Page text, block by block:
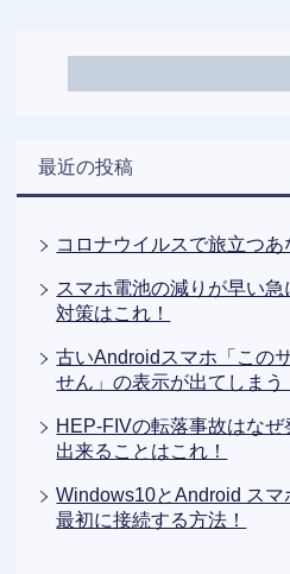
最近の投稿
コロナウイルスで旅立つあ
スマホ電池の減りが早い
対策はこれ！
古いAndroidスマホ「この
せん」の表示が出てしまう
HEP-FIVの転落事故はな
出来ることはこれ！
Windows10とAndroid ス
最初に接続する方法！